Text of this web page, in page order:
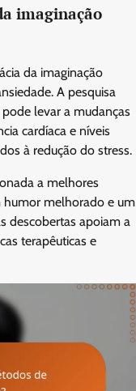
imaginação
da imaginação
A pesquisa
levar a mudanças
cardíaca e níveis
à redução do stress.
a melhores
humor melhorado e um
descobertas apoiam a
terapêuticas e